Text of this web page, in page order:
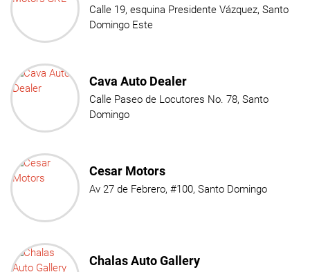
Calle 19, esquina Presidente Vázquez, Santo
Domingo Este
Cava Auto Dealer
Calle Paseo de Locutores No. 78, Santo
Domingo
Cesar Motors
Av 27 de Febrero, #100, Santo Domingo
Chalas Auto Gallery